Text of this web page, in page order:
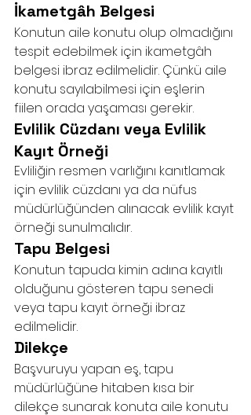
İkametgâh Belgesi
Konutun aile konutu olup olmadığını
tespit edebilmek için ikametgâh
belgesi ibraz edilmelidir. Çünkü aile
konutu sayılabilmesi için eşlerin
fiilen orada yaşaması gerekir.
Evlilik Cüzdanı veya Evlilik
Kayıt Örneği
Evliliğin resmen varlığını kanıtlamak
için evlilik cüzdanı ya da nüfus
müdürlüğünden alınacak evlilik kayıt
örneği sunulmalıdır.
Tapu Belgesi
Konutun tapuda kimin adına kayıtlı
olduğunu gösteren tapu senedi
veya tapu kayıt örneği ibraz
edilmelidir.
Dilekçe
Başvuruyu yapan eş, tapu
müdürlüğüne hitaben kısa bir
dilekçe sunarak konuta aile konutu